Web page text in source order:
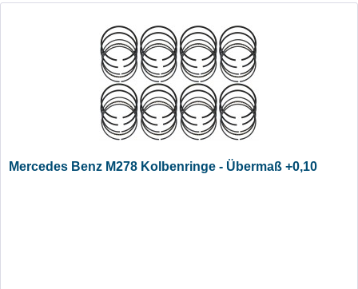
Mercedes Benz M278 Kolbenringe - Übermaß +0,10